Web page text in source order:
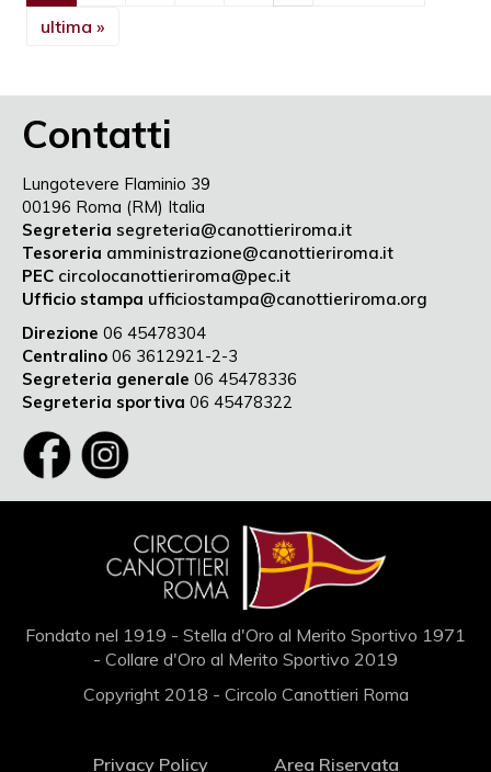
ultima »
Contatti
Lungotevere Flaminio 39
00196 Roma (RM) Italia
Segreteria segreteria@canottieriroma.it
Tesoreria amministrazione@canottieriroma.it
PEC circolocanottieriroma@pec.it
Ufficio stampa ufficiostampa@canottieriroma.org
Direzione 06 45478304
Centralino 06 3612921-2-3
Segreteria generale 06 45478336
Segreteria sportiva 06 45478322
Fondato nel 1919 - Stella d'Oro al Merito Sportivo 1971
- Collare d'Oro al Merito Sportivo 2019
Copyright 2018 - Circolo Canottieri Roma
Privacy Policy Area Riservata